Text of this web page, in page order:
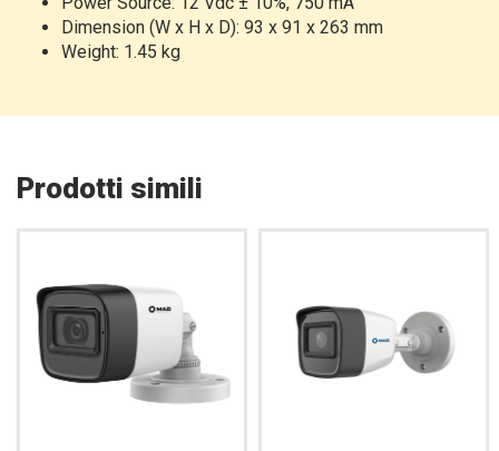
Dimension (W x H x D): 93 x 91 x 263 mm
Weight: 1.45 kg
Prodotti simili